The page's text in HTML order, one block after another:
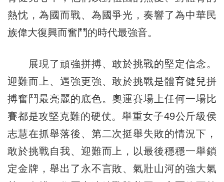
熱忱，為國而戰、為國爭光，奏響了為中華民
族偉大復興而奮鬥的時代最強音。
展現了頑強拼搏、敢於挑戰的堅定信念。
迎難而上、遇強更強、敢於挑戰是體育健兒拼
搏奮鬥最亮麗的底色。奧運賽場上任何一場比
賽都是攻堅克難的硬仗。舉重女子49公斤級侯
志慧在抓舉落後、第二次挺舉失敗的情況下，
敢於挑戰自我、迎難而上，以最後穩穩一舉鎖
定金牌，舉出了永不言敗、氣壯山河的強大氣